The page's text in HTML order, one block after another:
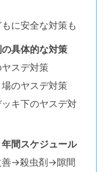
に安全な対策も
具体的な対策
スデ対策
のヤスデ対策
キ下のヤスデ対
間スケジュール
善→殺虫剤→隙間